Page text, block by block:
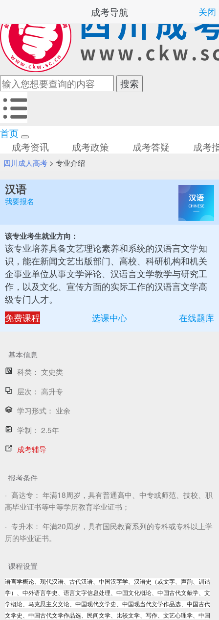
首页
成考资讯
成考政策 成考答疑 成考
四川成人高考> 专业介绍
汉语
我要报名
该专业考生就业方向：
该专业培养具备文艺理论素养和系统的汉语言文学知
识，能在新闻文艺出版部门、高校、科研机构和机关
企事业单位从事文学评论、汉语言文学教学与研究工
作，以及文化、宣传方面的实际工作的汉语言文学高
级专门人才。
免费课程
选课中心 在线题库
基本信息
科类： 文史类
层次： 高升专
学习形式： 业余
学制： 2.5年
成考辅导
报考条件
· 高达专： 年满18周岁，具有普通高中、中专或师范、技校、职
高毕业证书等中等学历教育毕业证书；
· 专升本： 年满20周岁，具有国民教育系列的专科或专科以上学
历的毕业证书。
课程设置
语言学概论、现代汉语、古代汉语、中国汉字学、汉语史（或文字、声韵、训诂
学）、中外语言学史、语言文字信息处理、中国文化概论、中国古代文献学、文
学概论、马克思主义文论、中国现代文学史、中国现当代文学作品选、中国古代
文学史、中国古代文学作品选、民间文学、比较文学、写作、文艺心理学、中国
成考导航 关闭